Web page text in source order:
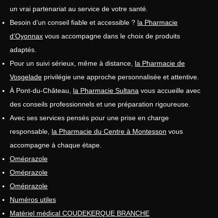
un vrai partenariat au service de votre santé.
Besoin d’un conseil fiable et accessible ? la Pharmacie
d’Oyonnax vous accompagne dans le choix de produits
adaptés.
Pour un suivi sérieux, même à distance, la Pharmacie de
Vosgelade privilégie une approche personnalisée et attentive.
À Pont-du-Château, la Pharmacie Sultana vous accueille avec
des conseils professionnels et une préparation rigoureuse.
Avec ses services pensés pour une prise en charge
responsable, la Pharmacie du Centre à Montesson vous
accompagne à chaque étape.
Oméprazole
Oméprazole
Oméprazole
Numéros utiles
Matériel médical COUDEKERQUE BRANCHE